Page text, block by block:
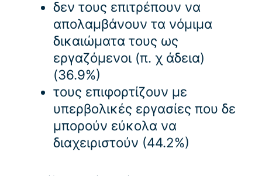
δεν τους επιτρέπουν να
απολαμβάνουν τα νόμιμα
δικαιώματα τους ως
εργαζόμενοι (π. χ άδεια)
(36.9%)
τους επιφορτίζουν με
υπερβολικές εργασίες που δε
μπορούν εύκολα να
διαχειριστούν (44.2%)